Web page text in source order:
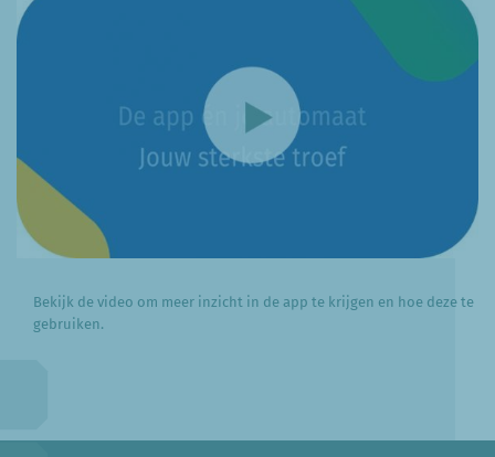
Bekijk de video om meer inzicht in de app te krijgen en hoe deze te
gebruiken.